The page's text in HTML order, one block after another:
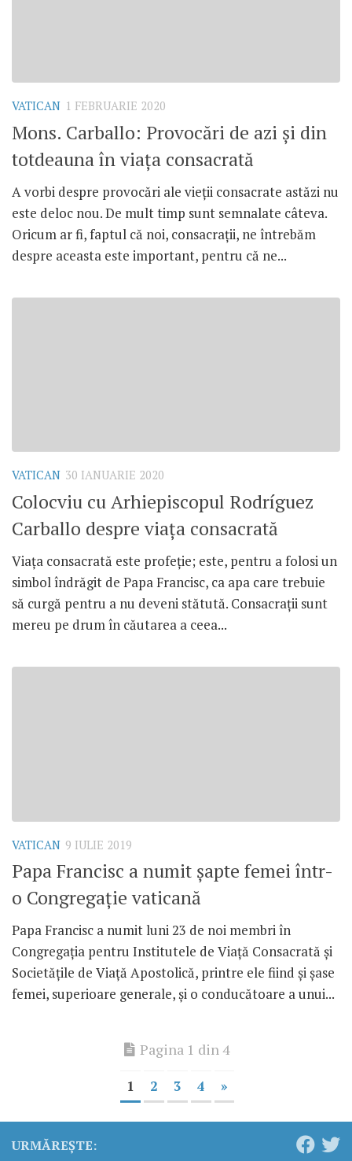
VATICAN 1 FEBRUARIE 2020
Mons. Carballo: Provocări de azi și din
totdeauna în viața consacrată
A vorbi despre provocări ale vieții consacrate astăzi nu
este deloc nou. De mult timp sunt semnalate câteva.
Oricum ar fi, faptul că noi, consacrații, ne întrebăm
despre aceasta este important, pentru că ne...
VATICAN 30 IANUARIE 2020
Colocviu cu Arhiepiscopul Rodríguez
Carballo despre viața consacrată
Viața consacrată este profeție; este, pentru a folosi un
simbol îndrăgit de Papa Francisc, ca apa care trebuie
să curgă pentru a nu deveni stătută. Consacrații sunt
mereu pe drum în căutarea a ceea...
VATICAN 9 IULIE 2019
Papa Francisc a numit șapte femei într-
o Congregație vaticană
Papa Francisc a numit luni 23 de noi membri în
Congregația pentru Institutele de Viață Consacrată și
Societățile de Viață Apostolică, printre ele fiind și șase
femei, superioare generale, și o conducătoare a unui...
Pagina 1 din 4
1 2 3 4 »
URMĂREȘTE: